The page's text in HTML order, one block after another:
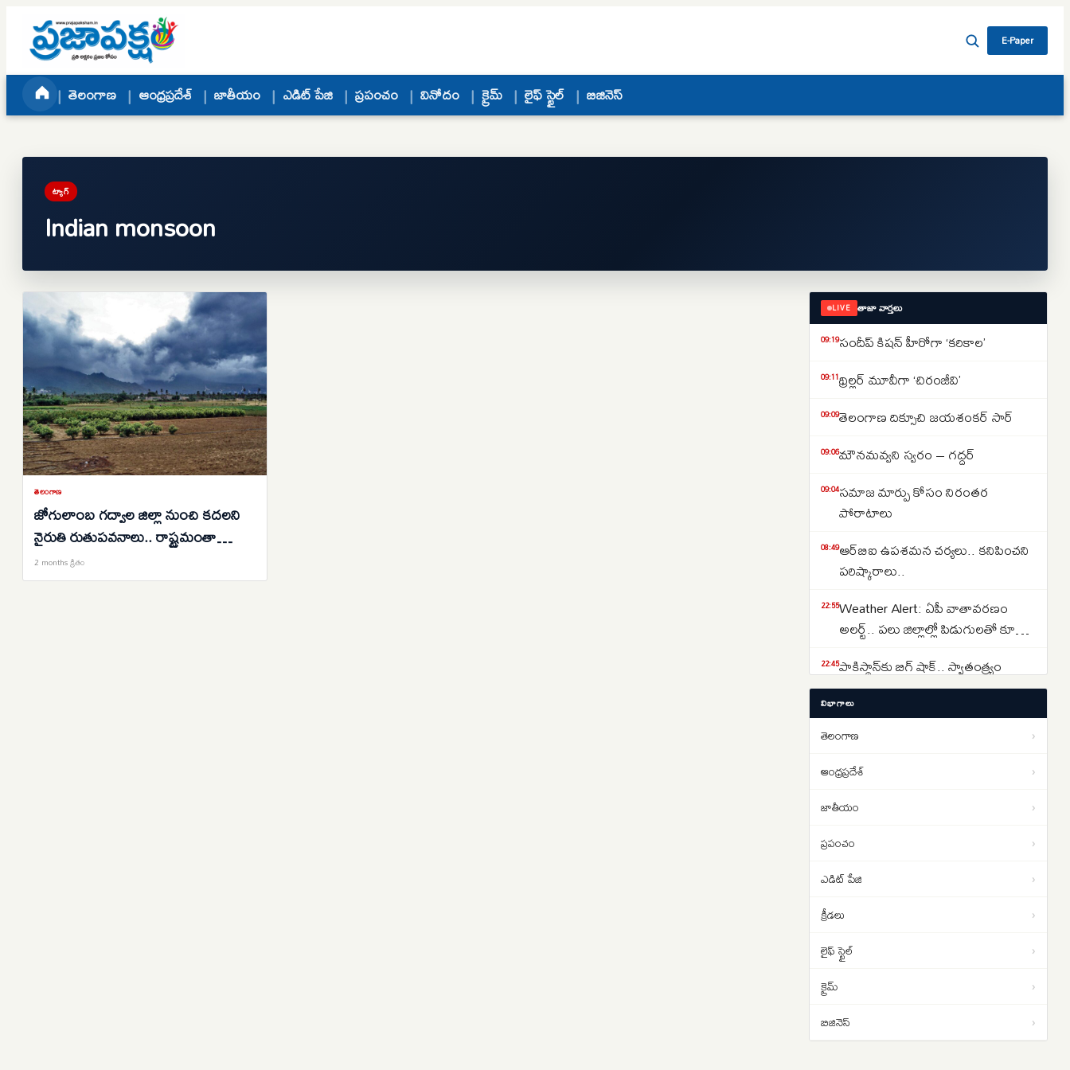
Skip to content
E-Paper
తెలంగాణ ఆంధ్రప్రదేశ్ జాతీయం ఎడిట్ పేజి ప్రపంచం వినోదం క్రైమ్ లైఫ్ స్టైల్ బిజినెస్
ట్యాగ్
Indian monsoon
తెలంగాణ
జోగులాంబ గద్వాల జిల్లా నుంచి కదలని
నైరుతి రుతుపవనాలు.. రాష్ట్రమంతా
విస్తరణకు మరో 3 రోజులు లేటు..
2 months క్రితం
LIVE తాజా వార్తలు
09:19సందీప్‌ కిషన్‌ హీరోగా ‘కరికాల’
09:11థ్రిల్లర్‌ మూవీగా ‘చిరంజీవి’
09:09తెలంగాణ దిక్సూచి జయశంకర్‌ సార్‌
09:06మౌనమవ్వని స్వరం – గద్దర్‌
09:04సమాజ మార్పు కోసం నిరంతర
పోరాటాలు
08:49ఆర్‌బిఐ ఉపశమన చర్యలు.. కనిపించని
పరిష్కారాలు..
22:55Weather Alert: ఏపీ వాతావరణం
అలర్ట్.. పలు జిల్లాల్లో పిడుగులతో కూడిన
హెచ్చరిక..
22:45పాకిస్థాన్‌కు బిగ్ షాక్.. స్వాతంత్య్రం
ప్రకటించుకున్న బెలూచిస్తాన్.. స్వత్రంత్ర
దేశం కాగలదా..
విభాగాలు
తెలంగాణ ›
ఆంధ్రప్రదేశ్ ›
జాతీయం ›
ప్రపంచం ›
ఎడిట్ పేజి ›
క్రీడలు ›
లైఫ్ స్టైల్ ›
క్రైమ్ ›
బిజినెస్ ›